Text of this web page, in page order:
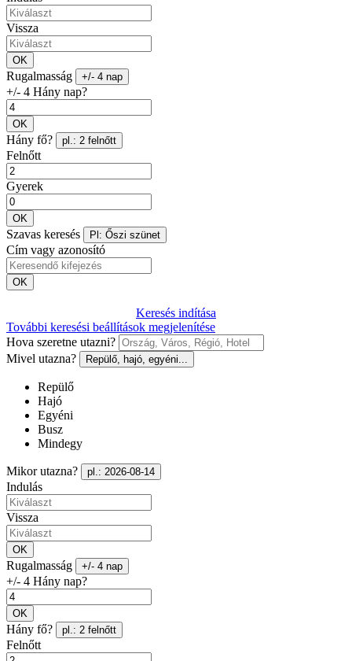
Vissza
OK
Rugalmasság +/- 4 nap
+/- 4 Hány nap?
OK
Hány fő? pl.: 2 felnőtt
Felnőtt
Gyerek
OK
Szavas keresés Pl: Őszi szünet
Cím vagy azonosító
OK
Keresés indítása
További keresési beállítások megjelenítése
Hova szeretne utazni?
Mivel utazna?
Repülő, hajó, egyéni...
Repülő
Hajó
Egyéni
Busz
Mindegy
Mikor utazna? pl.: 2026-08-14
Indulás
Vissza
OK
Rugalmasság +/- 4 nap
+/- 4 Hány nap?
OK
Hány fő? pl.: 2 felnőtt
Felnőtt